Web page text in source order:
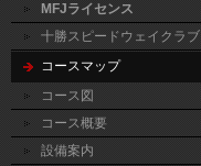
MFJライセンス
十勝スピードウェイクラブ
コースマップ
コース図
コース概要
設備案内